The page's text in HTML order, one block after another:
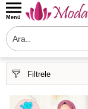
Menü
Filtrele